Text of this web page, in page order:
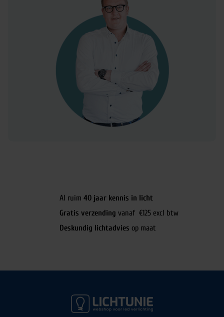
Al ruim 40 jaar kennis in licht
Gratis verzending vanaf €125 excl btw
Deskundig lichtadvies op maat